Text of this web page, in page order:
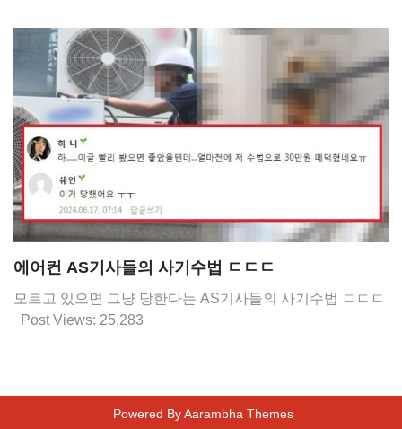
에어컨 AS기사들의 사기수법 ㄷㄷㄷ
모르고 있으면 그냥 당한다는 AS기사들의 사기수법 ㄷㄷㄷ
Post Views: 25,283
Powered ByAarambha Themes